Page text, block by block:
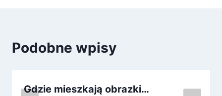
Podobne wpisy
Gdzie mieszkają obrazki…